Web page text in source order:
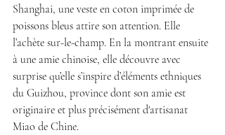
Shanghai, une veste en coton imprimée de
poissons bleus attire son attention. Elle
l’achète sur-le-champ. En la montrant ensuite
à une amie chinoise, elle découvre avec
surprise qu’elle s’inspire d’éléments ethniques
du Guizhou, province dont son amie est
originaire et plus précisément d'artisanat
Miao de Chine.